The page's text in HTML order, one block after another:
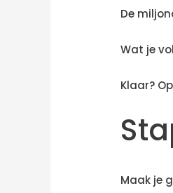
De
Wat je
Klaar?
Maak je